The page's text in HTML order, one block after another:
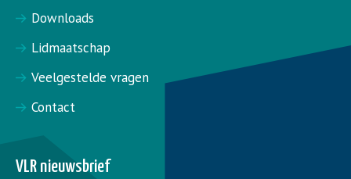
Downloads
Lidmaatschap
Veelgestelde vragen
Contact
VLR nieuwsbrief